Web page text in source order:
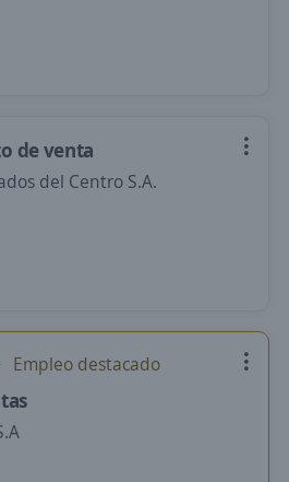
de venta
del Centro S.A.
Empleo destacado